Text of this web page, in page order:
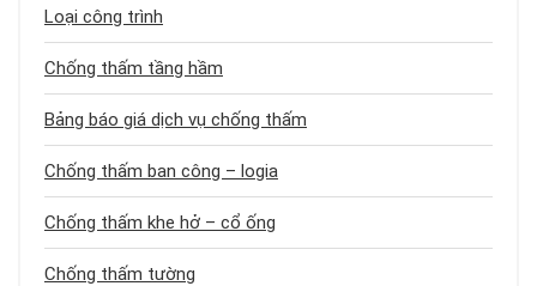
Loại công trình
Chống thấm tầng hầm
Bảng báo giá dịch vụ chống thấm
Chống thấm ban công – logia
Chống thấm khe hở – cổ ống
Chống thấm tường